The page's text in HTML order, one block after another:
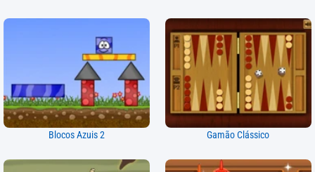
Blocos Azuis 2 Gamão Clássico